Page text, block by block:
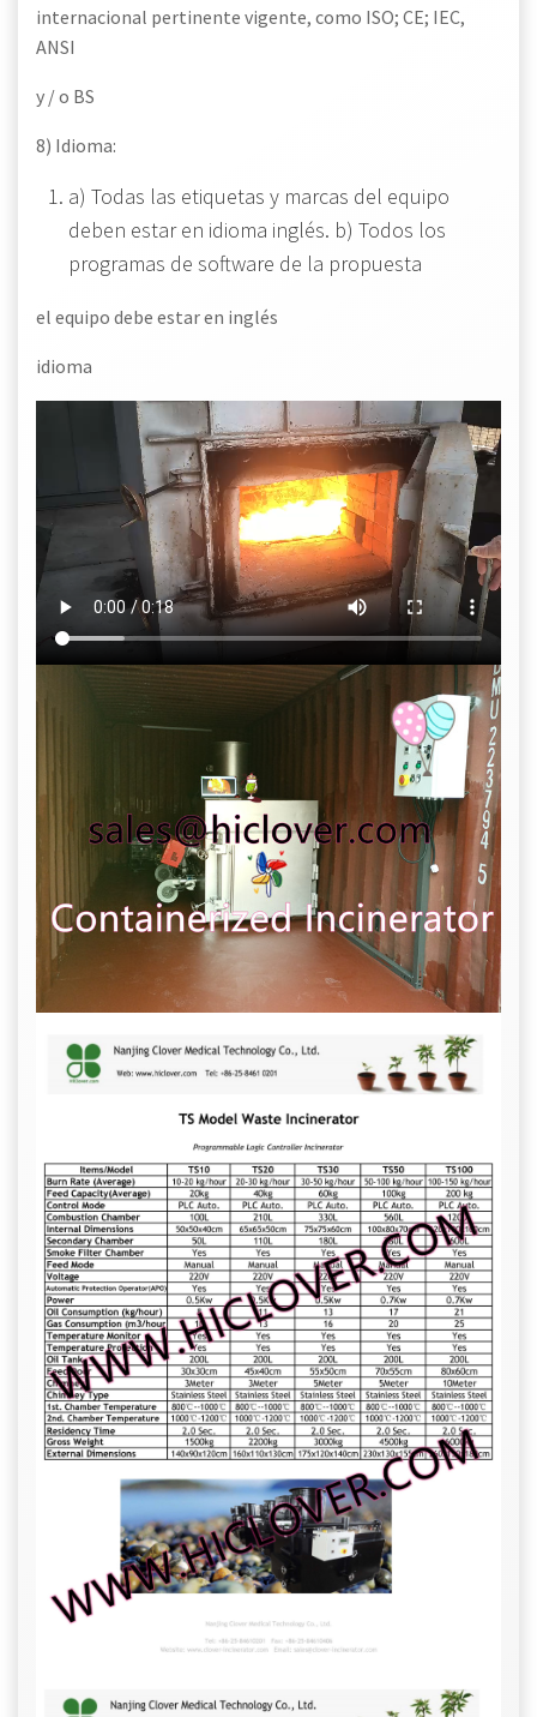
internacional pertinente vigente, como ISO; CE; IEC,
ANSI
y / o BS
8) Idioma:
a) Todas las etiquetas y marcas del equipo
deben estar en idioma inglés. b) Todos los
programas de software de la propuesta
el equipo debe estar en inglés
idioma